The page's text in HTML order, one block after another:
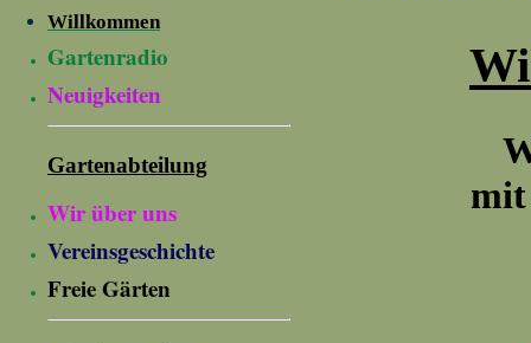
Willkommen
Gartenradio
Neuigkeiten
Gartenabteilung
Wir über uns
Vereinsgeschichte
Freie Gärten
mit